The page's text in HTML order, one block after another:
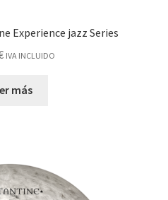
Experience jazz Series
IVA INCLUIDO
más